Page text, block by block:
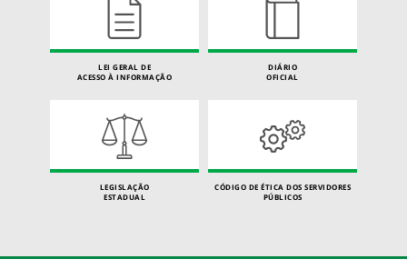
LEI GERAL DE
ACESSO À INFORMAÇÃO
DIÁRIO
OFICIAL
LEGISLAÇÃO
ESTADUAL
CÓDIGO DE ÉTICA DOS SERVIDORES
PÚBLICOS